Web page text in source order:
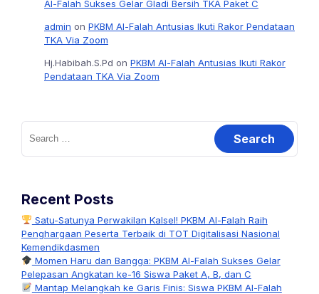
Al-Falah Sukses Gelar Gladi Bersih TKA Paket C
admin on PKBM Al-Falah Antusias Ikuti Rakor Pendataan
TKA Via Zoom
Hj.Habibah.S.Pd on PKBM Al-Falah Antusias Ikuti Rakor
Pendataan TKA Via Zoom
Search
for:
Recent Posts
Satu-Satunya Perwakilan Kalsel! PKBM Al-Falah Raih
Penghargaan Peserta Terbaik di TOT Digitalisasi Nasional
Kemendikdasmen
Momen Haru dan Bangga: PKBM Al-Falah Sukses Gelar
Pelepasan Angkatan ke-16 Siswa Paket A, B, dan C
Mantap Melangkah ke Garis Finis: Siswa PKBM Al-Falah